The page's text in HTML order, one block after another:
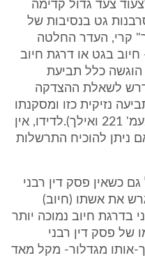
צעד גדול קדימה
גט בנסיבות של
קרי, העדר החלטה
בגט או דרגת חיוב
הוגשה כלל תביעת
לשאלת ההצדקה
נזיקית כזו ומסקנתו
בשאלה זו הינה חיובית (ראה מעמ' 221 ואילך).לדידו, אין
ניתן להוכיח התרשלות
כשאין פסק דין רבני
את אשתו (חיוב)
בדרגת חיוב נמוכה יותר
של פסק דין רבני
אותו מגדלור- מקל מאד